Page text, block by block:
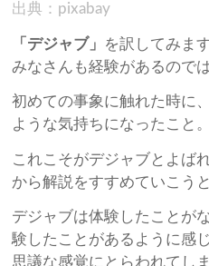
出典：pixabay
「デジャブ」 を訳してみま
みなさんも経験があるので
初めての事象に触れた時に
ような気持ちになったこと。
これこそがデジャブとよば
から解説をすすめていこう
デジャブは体験したことが
験したことがあるように感
思議な感覚にとらわれてし